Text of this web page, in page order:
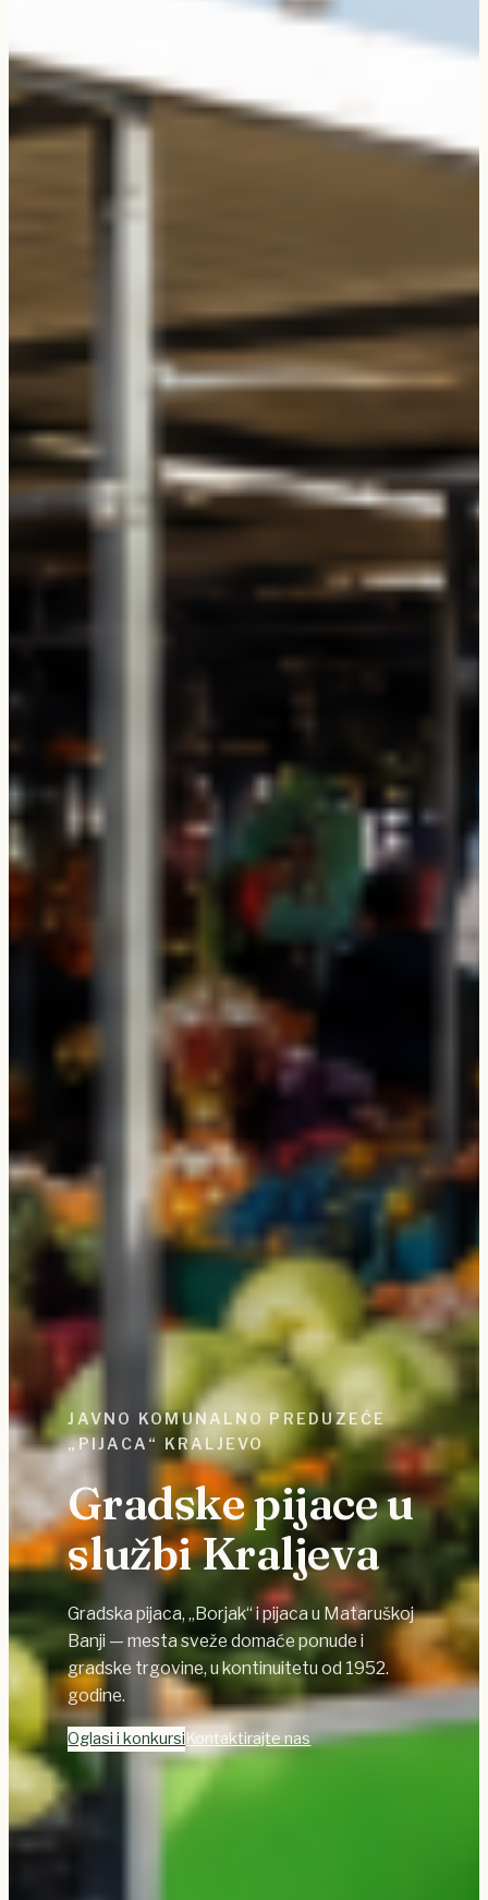
JAVNO KOMUNALNO PREDUZEĆE
„PIJACA“ KRALJEVO
Gradske pijace u
službi Kraljeva
Gradska pijaca, „Borjak“ i pijaca u Mataruškoj
Banji — mesta sveže domaće ponude i
gradske trgovine, u kontinuitetu od 1952.
godine.
Oglasi i konkursiKontaktirajte nas